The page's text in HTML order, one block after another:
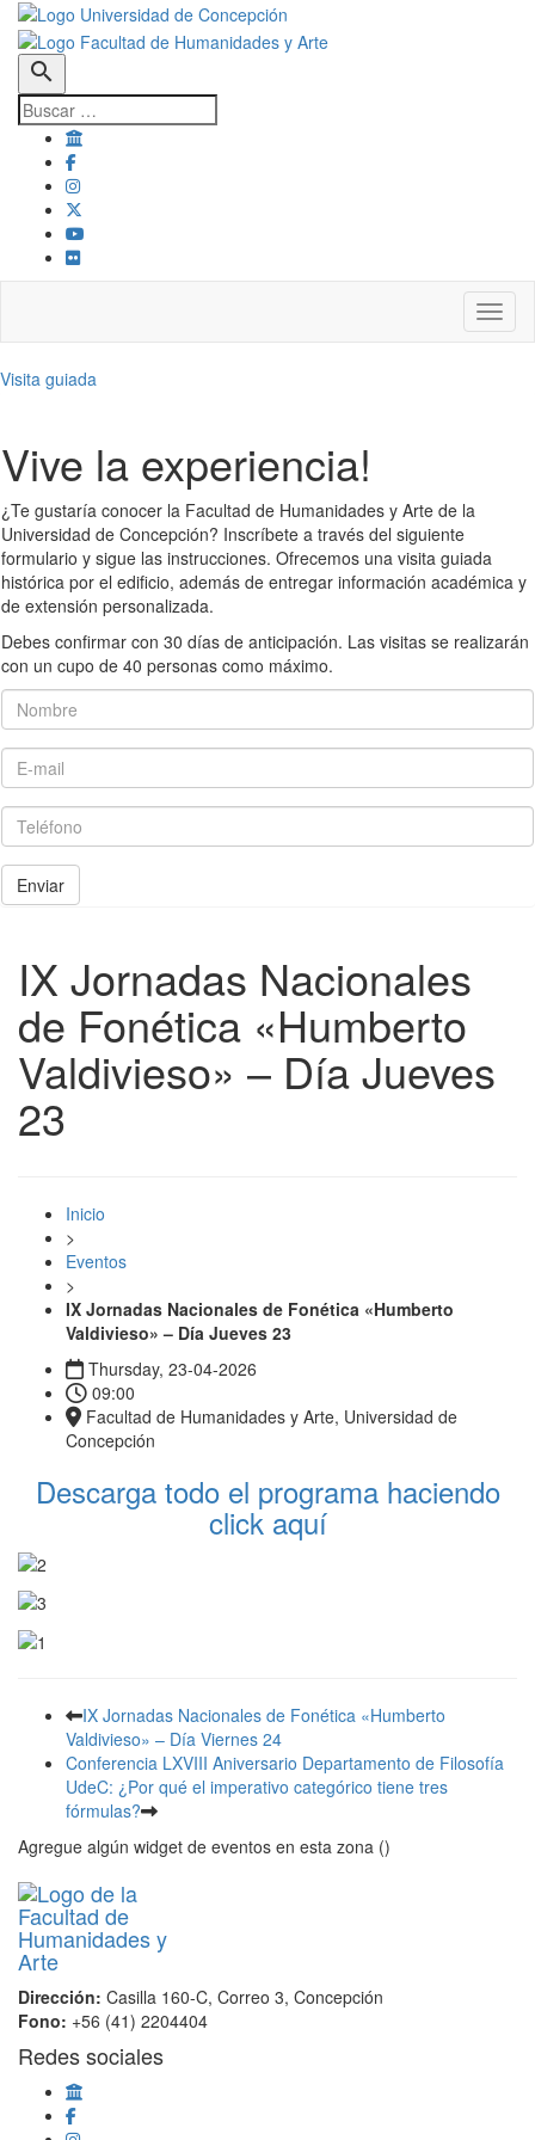
search
Visita guiada
Vive la experiencia!
¿Te gustaría conocer la Facultad de Humanidades y Arte de la
Universidad de Concepción? Inscríbete a través del siguiente
formulario y sigue las instrucciones. Ofrecemos una visita guiada
histórica por el edificio, además de entregar información académica y
de extensión personalizada.
Debes confirmar con 30 días de anticipación. Las visitas se realizarán
con un cupo de 40 personas como máximo.
Nombre
E-mail
Teléfono
Enviar
IX Jornadas Nacionales
de Fonética «Humberto
Valdivieso» – Día Jueves
23
Inicio
>
Eventos
>
IX Jornadas Nacionales de Fonética «Humberto
Valdivieso» – Día Jueves 23
Thursday, 23-04-2026
09:00
Facultad de Humanidades y Arte, Universidad de
Concepción
Descarga todo el programa haciendo
click aquí
IX Jornadas Nacionales de Fonética «Humberto
Valdivieso» – Día Viernes 24
Conferencia LXVIII Aniversario Departamento de Filosofía
UdeC: ¿Por qué el imperativo categórico tiene tres
fórmulas?
Agregue algún widget de eventos en esta zona ()
Dirección: Casilla 160-C, Correo 3, Concepción
Fono: +56 (41) 2204404
Redes sociales